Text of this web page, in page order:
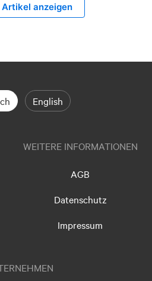
anzeigen
English
WEITERE INFORMATIONEN
AGB
Datenschutz
Impressum